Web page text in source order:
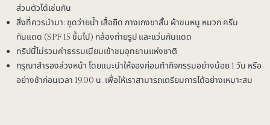
ส่วนตัวได้เช่นกัน
สิ่งที่ควรนำมา: ชุดว่ายน้ำ เสื้อยืด กางเกงขาสั้น ผ้าขนหนู หมวก ครีม
กันแดด (SPF 15 ขึ้นไป) กล้องถ่ายรูป และแว่นกันแดด
ทริปนี้ไม่รวมค่าธรรมเนียมเข้าชมอุทยานแห่งชาติ
กรุณาสำรองล่วงหน้า โดยแนะนำให้จองก่อนทำกิจกรรมอย่างน้อย 1 วัน หรือ
อย่างช้าก่อนเวลา 19.00 น. เพื่อให้เราสามารถเตรียมการได้อย่างเหมาะสม